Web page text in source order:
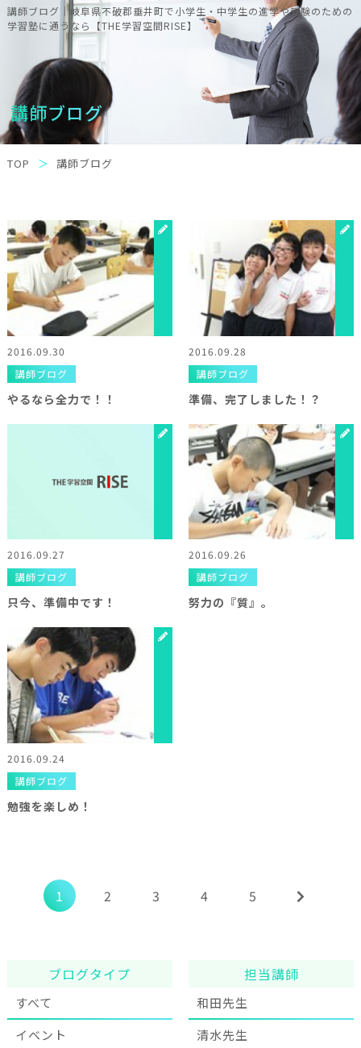
講師ブログ｜岐阜県不破郡垂井町で小学生・中学生の進学や受験のための
学習塾に通うなら【THE学習空間RISE】
講師ブログ
TOP 講師ブログ
2016.09.30
講師ブログ
やるなら全力で！！
2016.09.28
講師ブログ
準備、完了しました！？
2016.09.27
講師ブログ
只今、準備中です！
2016.09.26
講師ブログ
努力の『質』。
2016.09.24
講師ブログ
勉強を楽しめ！
1 2 3 4 5
ブログタイプ
すべて
イベント
担当講師
和田先生
清水先生